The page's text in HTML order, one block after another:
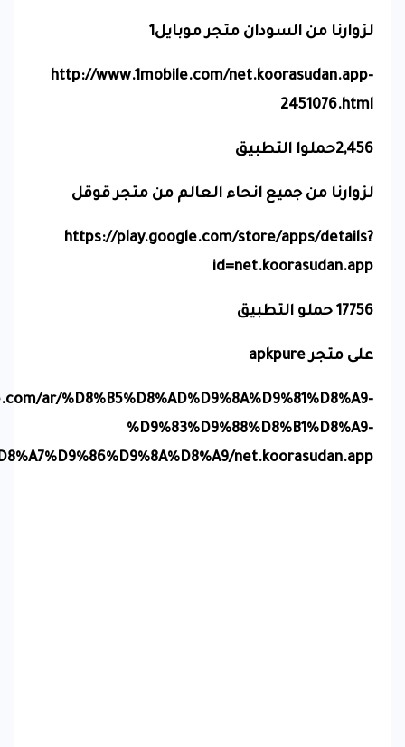
لزوارنا من السودان متجر موبايل1
http://www.1mobile.com/net.koorasudan.app-
2451076.html
2,456حملوا التطبيق
لزوارنا من جميع انحاء العالم من متجر قوقل
https://play.google.com/store/apps/details?
id=net.koorasudan.app
17756 حملو التطبيق
على متجرapkpure
ar/%D8%B5%D8%AD%D9%8A%D9%81%D8%A9-
%D9%83%D9%88%D8%B1%D8%A9-
net.koorasudan.app